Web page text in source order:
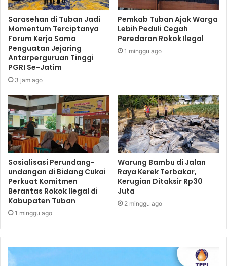
Sarasehan di Tuban Jadi
Momentum Terciptanya
Forum Kerja Sama
Penguatan Jejaring
Antarperguruan Tinggi
PGRI Se-Jatim
3 jam ago
Pemkab Tuban Ajak Warga
Lebih Peduli Cegah
Peredaran Rokok Ilegal
1 minggu ago
Sosialisasi Perundang-
undangan di Bidang Cukai
Perkuat Komitmen
Berantas Rokok Ilegal di
Kabupaten Tuban
1 minggu ago
Warung Bambu di Jalan
Raya Kerek Terbakar,
Kerugian Ditaksir Rp30
Juta
2 minggu ago